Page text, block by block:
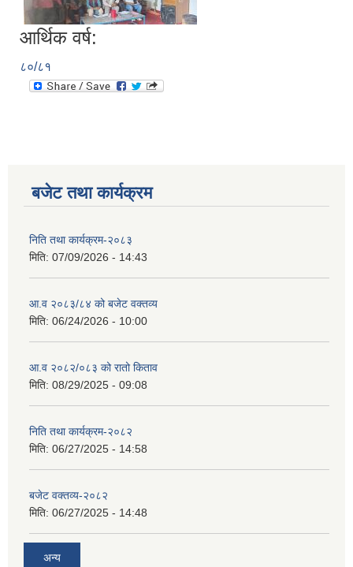
आर्थिक वर्ष:
८०/८१
बजेट तथा कार्यक्रम
निति तथा कार्यक्रम-२०८३
मिति: 07/09/2026 - 14:43
आ.व २०८३/८४ को बजेट वक्तव्य
मिति: 06/24/2026 - 10:00
आ.व २०८२/०८३ को रातो किताव
मिति: 08/29/2025 - 09:08
निति तथा कार्यक्रम-२०८२
मिति: 06/27/2025 - 14:58
बजेट वक्तव्य-२०८२
मिति: 06/27/2025 - 14:48
अन्य